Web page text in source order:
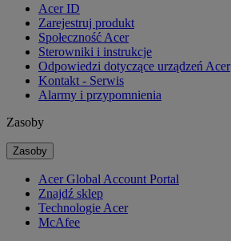
Acer ID
Zarejestruj produkt
Społeczność Acer
Sterowniki i instrukcje
Odpowiedzi dotyczące urządzeń Acer
Kontakt - Serwis
Alarmy i przypomnienia
Zasoby
Zasoby
Acer Global Account Portal
Znajdź sklep
Technologie Acer
McAfee